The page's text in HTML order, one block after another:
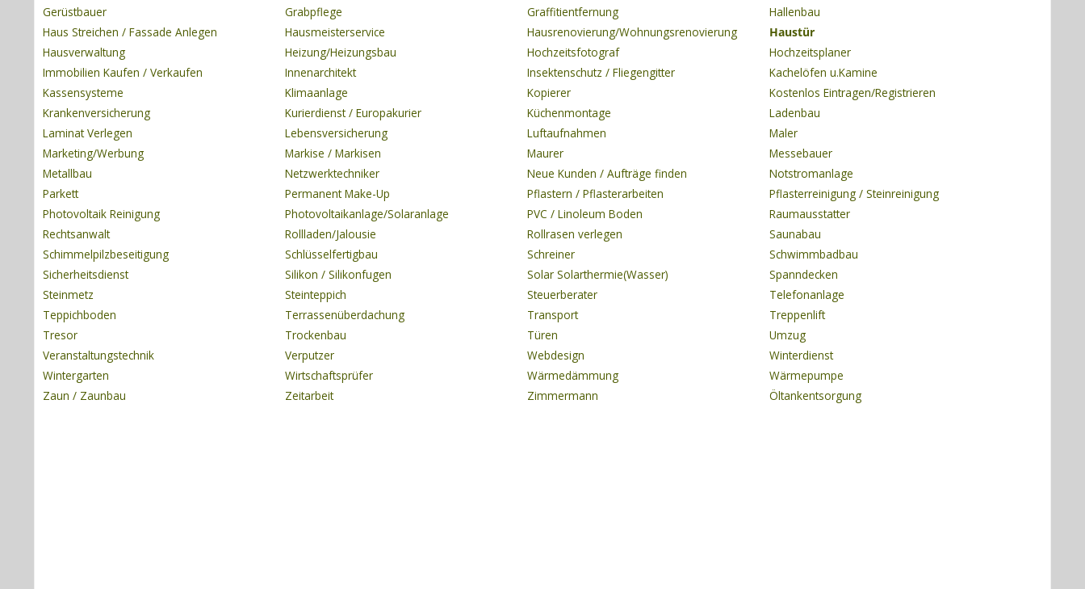
Gerüstbauer
Grabpflege Graffitientfernung
Hallenbau
Haus Streichen / Fassade Anlegen
Hausmeisterservice Hausrenovierung/Wohnungsrenovierung
Haustür
Hausverwaltung
Heizung/Heizungsbau Hochzeitsfotograf
Hochzeitsplaner
Immobilien Kaufen / Verkaufen
Innenarchitekt Insektenschutz / Fliegengitter
Kachelöfen u.Kamine
Kassensysteme
Klimaanlage Kopierer
Kostenlos Eintragen/Registrieren
Krankenversicherung
Kurierdienst / Europakurier Küchenmontage
Ladenbau
Laminat Verlegen
Lebensversicherung Luftaufnahmen
Maler
Marketing/Werbung
Markise / Markisen Maurer
Messebauer
Metallbau
Netzwerktechniker Neue Kunden / Aufträge finden
Notstromanlage
Parkett
Permanent Make-Up Pflastern / Pflasterarbeiten
Pflasterreinigung / Steinreinigung
Photovoltaik Reinigung
Photovoltaikanlage/Solaranlage PVC / Linoleum Boden
Raumausstatter
Rechtsanwalt
Rollladen/Jalousie Rollrasen verlegen
Saunabau
Schimmelpilzbeseitigung
Schlüsselfertigbau Schreiner
Schwimmbadbau
Sicherheitsdienst
Silikon / Silikonfugen Solar Solarthermie(Wasser)
Spanndecken
Steinmetz
Steinteppich Steuerberater
Telefonanlage
Teppichboden
Terrassenüberdachung Transport
Treppenlift
Tresor
Trockenbau Türen
Umzug
Veranstaltungstechnik
Verputzer Webdesign
Winterdienst
Wintergarten
Wirtschaftsprüfer Wärmedämmung
Wärmepumpe
Zaun / Zaunbau
Zeitarbeit Zimmermann Öltankentsorgung